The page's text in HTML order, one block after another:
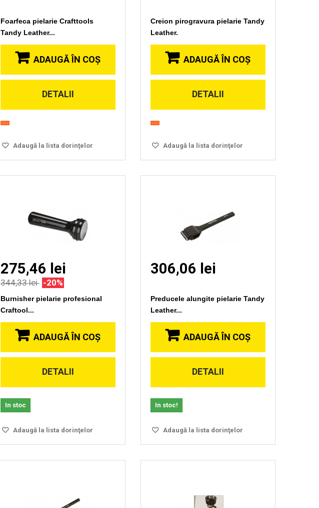
Foarfeca pielarie Crafttools
Tandy Leather...
ADAUGĂ ÎN COŞ
DETALII
Adaugă la lista dorinţelor
Creion pirogravura pielarie Tandy
Leather.
ADAUGĂ ÎN COŞ
DETALII
Adaugă la lista dorinţelor
Vizionare
275,46 lei
344,33 lei -20%
Burnisher pielarie profesional
Craftool...
ADAUGĂ ÎN COŞ
DETALII
In stoc
Adaugă la lista dorinţelor
Vizionare
306,06 lei
Preducele alungite pielarie Tandy
Leather...
ADAUGĂ ÎN COŞ
DETALII
In stoc!
Adaugă la lista dorinţelor
Vizionare
Vizionare